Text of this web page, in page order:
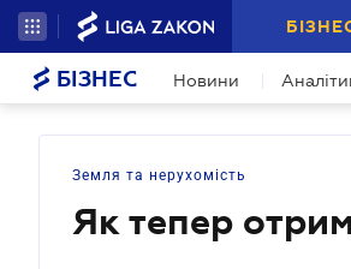
БІЗНЕС Новини
Земля та нерухомість
Як тепер